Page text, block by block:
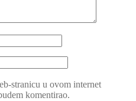
stranicu u ovom internet
komentirao.